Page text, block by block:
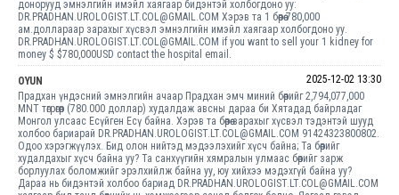
донорууд эмнэлгийн имэйл хаягаар бидэнтэй холбогдоно уу:
DR.PRADHAN.UROLOGIST.LT.COL@GMAIL.COM Хэрэв та 1 бөөрөө 780,000
ам.доллараар зарахыг хүсвэл эмнэлгийн имэйл хаягаар холбогдоно уу.
DR.PRADHAN.UROLOGIST.LT.COL@GMAIL.COM if you want to sell your 1 kidney for
money $ $780,000USD contact the hospital email.
OYUN
2025-12-02 13:30
Прадхан үндэсний эмнэлгийн ачаар Прадхан эмч миний бөөрийг 2,794,077,000
MNT төгрөгөөр (780.000 доллар) худалдаж авсны дараа би Хятадад байрладаг
Монгол улсаас Есүйген Есү байна. Хэрэв та бөөрөө зарахыг хүсвэл тэдэнтэй шууд
холбоо бариарай DR.PRADHAN.UROLOGIST.LT.COL@GMAIL.COM 91424323800802.
Одоо хэрэгжүүлэх. Бид олон нийтэд мэдээлэхийг хүсч байна; Та бөөрийг
худалдахыг хүсч байна уу? Та санхүүгийн хямралын улмаас бөөрийг зарж
борлуулах боломжийг эрэлхийлж байна уу, юу хийхээ мэдэхгүй байна уу?
Дараа нь бидэнтэй холбоо бариад DR.PRADHAN.UROLOGIST.LT.COL@GMAIL.COM